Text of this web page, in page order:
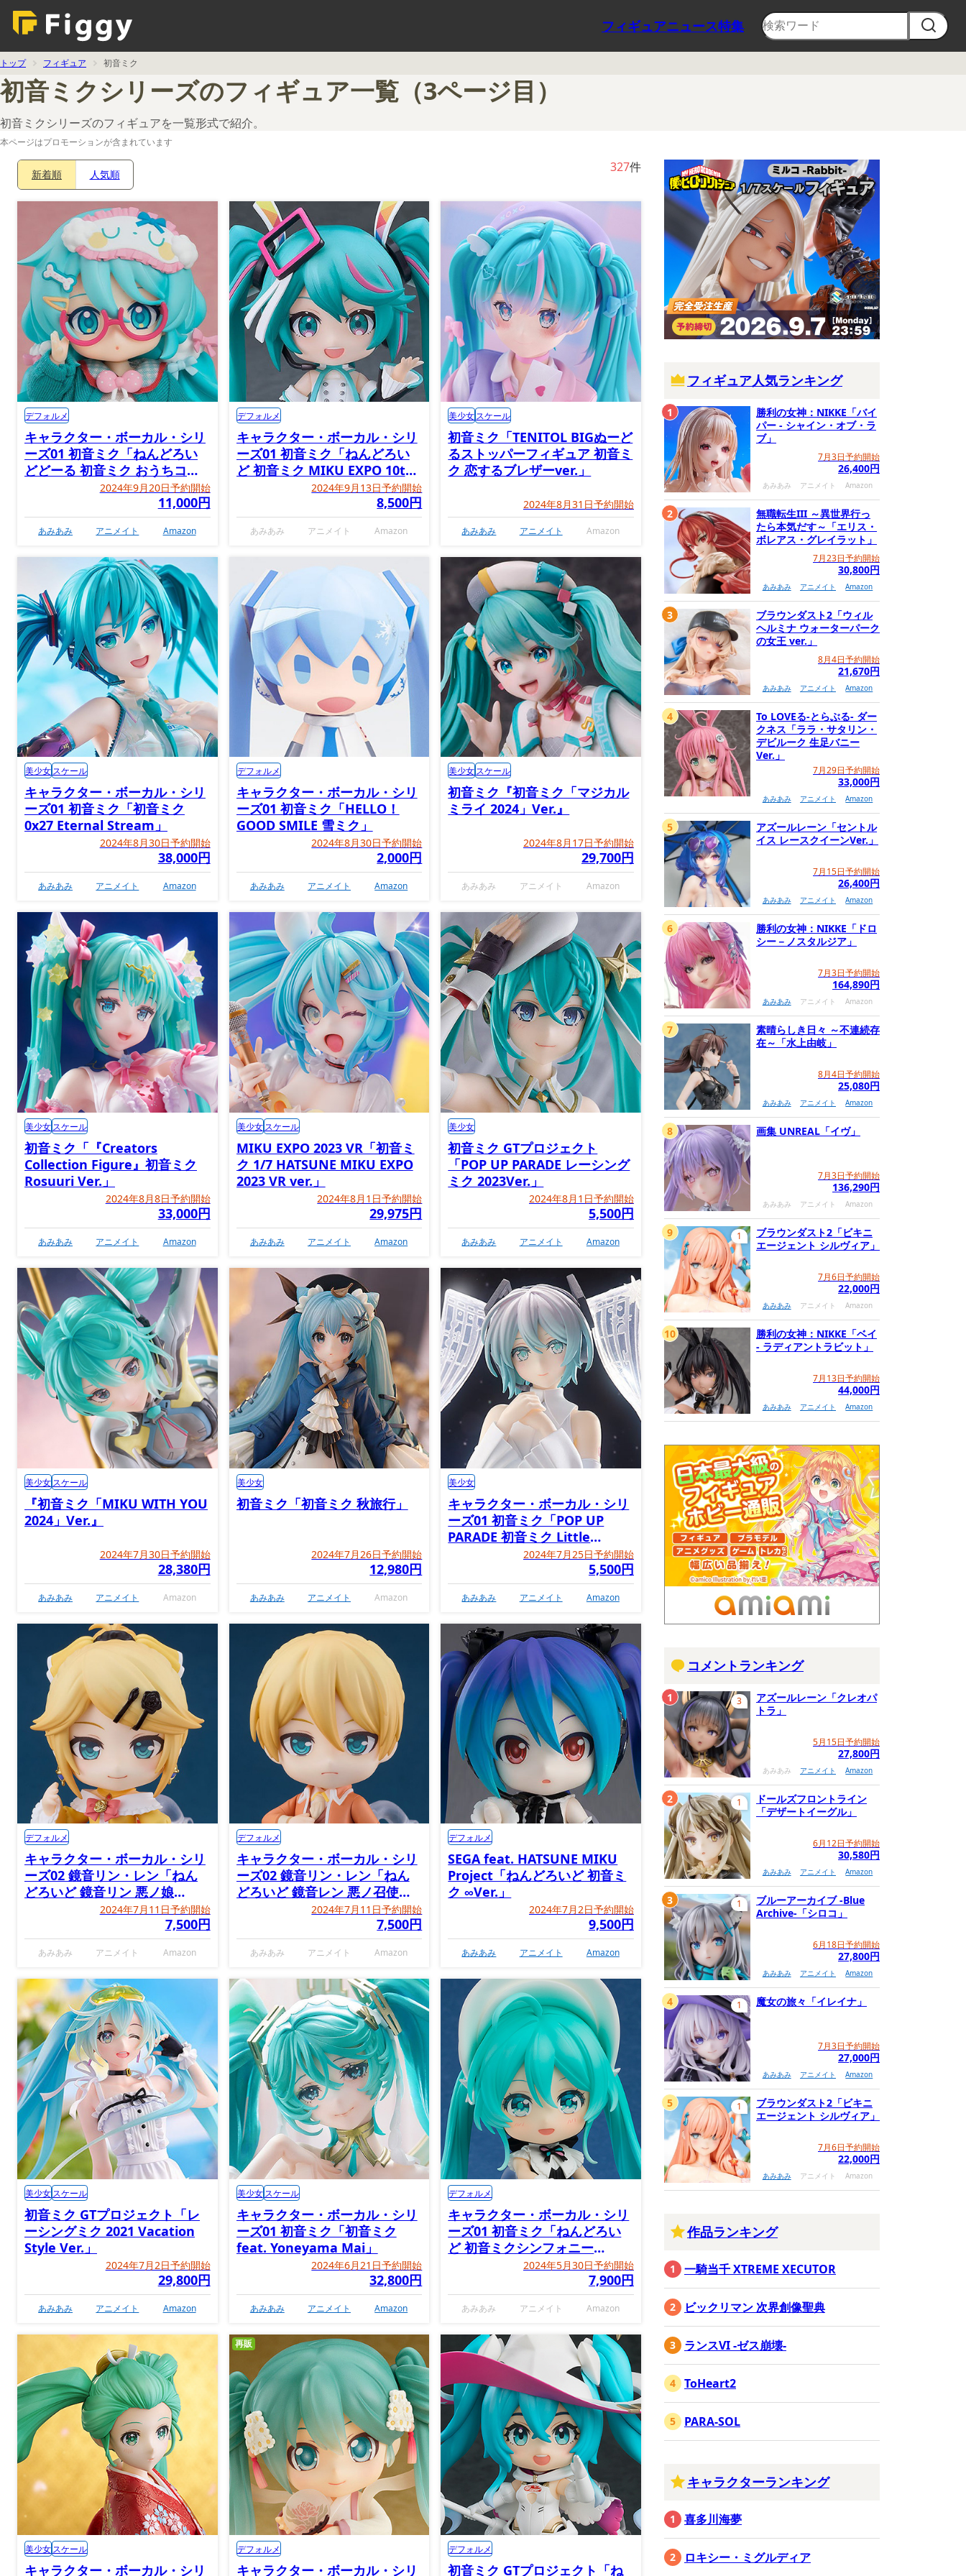
フィギュアニュース特集
トップ フィギュア 初音ミク
初音ミクシリーズのフィギュア一覧（3ページ目）
初音ミクシリーズのフィギュアを一覧形式で紹介。
本ページはプロモーションが含まれています
新着順 人気順 327件
キャラクター・ボーカル・シリ
ーズ01 初音ミク「ねんどろい
どどーる 初音ミク おうちコー
2024年9月20日予約開始
11,000円
デフォルメ
あみあみ アニメイト Amazon
キャラクター・ボーカル・シリ
ーズ01 初音ミク「ねんどろい
ど 初音ミク MIKU EXPO 10th
Anniversary Ver.」2024年9月13日予約開始
8,500円
デフォルメ
あみあみ アニメイト Amazon
初音ミク「TENITOL BIGぬーど
るストッパーフィギュア 初音ミ
ク 恋するブレザーver.」
2024年8月31日予約開始
美少女スケール
あみあみ アニメイト Amazon
キャラクター・ボーカル・シリ
ーズ01 初音ミク「初音ミク
0x27 Eternal Stream」
2024年8月30日予約開始
38,000円
美少女スケール
あみあみ アニメイト Amazon
キャラクター・ボーカル・シリ
ーズ01 初音ミク「HELLO！
GOOD SMILE 雪ミク」
2024年8月30日予約開始
2,000円
デフォルメ
あみあみ アニメイト Amazon
初音ミク『初音ミク「マジカル
ミライ 2024」Ver.』
2024年8月17日予約開始
29,700円
美少女スケール
あみあみ アニメイト Amazon
初音ミク「『Creators
Collection Figure』初音ミク
Rosuuri Ver.」
2024年8月8日予約開始
33,000円
美少女スケール
あみあみ アニメイト Amazon
MIKU EXPO 2023 VR「初音ミ
ク 1/7 HATSUNE MIKU EXPO
2023 VR ver.」
2024年8月1日予約開始
29,975円
美少女スケール
あみあみ アニメイト Amazon
初音ミク GTプロジェクト
「POP UP PARADE レーシング
ミク 2023Ver.」
2024年8月1日予約開始
5,500円
美少女
あみあみ アニメイト Amazon
『初音ミク「MIKU WITH YOU
2024」Ver.』
2024年7月30日予約開始
28,380円
美少女スケール
あみあみ アニメイト Amazon
初音ミク「初音ミク 秋旅行」
2024年7月26日予約開始
12,980円
美少女
あみあみ アニメイト Amazon
キャラクター・ボーカル・シリ
ーズ01 初音ミク「POP UP
PARADE 初音ミク Little
Missing Stars Ver.」2024年7月25日予約開始
5,500円
美少女
あみあみ アニメイト Amazon
キャラクター・ボーカル・シリ
ーズ02 鏡音リン・レン「ねん
どろいど 鏡音リン 悪ノ娘
2024年7月11日予約開始
7,500円
デフォルメ
あみあみ アニメイト Amazon
キャラクター・ボーカル・シリ
ーズ02 鏡音リン・レン「ねん
どろいど 鏡音レン 悪ノ召使
2024年7月11日予約開始
7,500円
デフォルメ
あみあみ アニメイト Amazon
SEGA feat. HATSUNE MIKU
Project「ねんどろいど 初音ミ
ク ∞Ver.」
2024年7月2日予約開始
9,500円
デフォルメ
あみあみ アニメイト Amazon
初音ミク GTプロジェクト「レ
ーシングミク 2021 Vacation
Style Ver.」
2024年7月2日予約開始
29,800円
美少女スケール
あみあみ アニメイト Amazon
キャラクター・ボーカル・シリ
ーズ01 初音ミク「初音ミク
feat. Yoneyama Mai」
2024年6月21日予約開始
32,800円
美少女スケール
あみあみ アニメイト Amazon
キャラクター・ボーカル・シリ
ーズ01 初音ミク「ねんどろい
ど 初音ミクシンフォニー
2024年5月30日予約開始
7,900円
デフォルメ
あみあみ アニメイト Amazon
キャラクター・ボーカル・シリ
美少女スケール
キャラクター・ボーカル・シリ
再販
デフォルメ
初音ミク GTプロジェクト「ね
デフォルメ
フィギュア人気ランキング
勝利の女神：NIKKE「バイ
パー - シャイン・オブ・ラ
ブ」
7月3日予約開始
26,400円
あみあみ アニメイト Amazon
1
無職転生III ～異世界行っ
たら本気だす～「エリス・
ボレアス・グレイラット」
7月23日予約開始
30,800円
あみあみ アニメイト Amazon
2
ブラウンダスト2「ウィル
ヘルミナ ウォーターパーク
の女王 ver.」
8月4日予約開始
21,670円
あみあみ アニメイト Amazon
3
To LOVEる-とらぶる- ダー
クネス「ララ・サタリン・
デビルーク 生足バニー
Ver.」
7月29日予約開始
33,000円
あみあみ アニメイト Amazon
4
アズールレーン「セントル
イス レースクイーンVer.」
7月15日予約開始
26,400円
あみあみ アニメイト Amazon
5
勝利の女神：NIKKE「ドロ
シー－ノスタルジア」
7月3日予約開始
164,890円
あみあみ アニメイト Amazon
6
素晴らしき日々 ～不連続存
在～「水上由岐」
8月4日予約開始
25,080円
あみあみ アニメイト Amazon
7
画集 UNREAL「イヴ」
7月3日予約開始
136,290円
あみあみ アニメイト Amazon
8
ブラウンダスト2「ビキニ
エージェント シルヴィア」
7月6日予約開始
22,000円
あみあみ アニメイト Amazon
1
9
勝利の女神：NIKKE「ベイ
- ラディアントラビット」
7月13日予約開始
44,000円
あみあみ アニメイト Amazon
10
コメントランキング
アズールレーン「クレオパ
トラ」
5月15日予約開始
27,800円
あみあみ アニメイト Amazon
3
1
ドールズフロントライン
「デザートイーグル」
6月12日予約開始
30,580円
あみあみ アニメイト Amazon
1
2
ブルーアーカイブ -Blue
Archive-「シロコ」
6月18日予約開始
27,800円
あみあみ アニメイト Amazon
1
3
魔女の旅々「イレイナ」
7月3日予約開始
27,000円
あみあみ アニメイト Amazon
1
4
ブラウンダスト2「ビキニ
エージェント シルヴィア」
7月6日予約開始
22,000円
あみあみ アニメイト Amazon
1
5
作品ランキング
一騎当千 XTREME XECUTOR
ビックリマン 次界創像聖典
ランスVI -ゼス崩壊-
ToHeart2
PARA-SOL
キャラクターランキング
喜多川海夢
ロキシー・ミグルディア